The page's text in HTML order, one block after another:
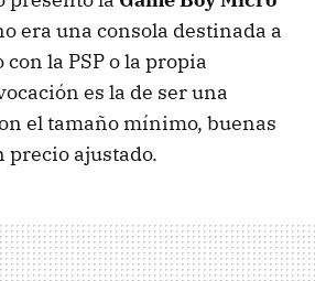
era una consola destinada a
la PSP o la propia
es la de ser una
el tamaño mínimo, buenas
precio ajustado.